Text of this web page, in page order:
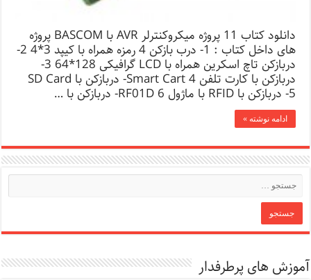
دانلود کتاب 11 پروژه میکروکنترلر AVR با BASCOM پروژه
های داخل کتاب : 1- درب بازکن 4 رمزه همراه با کیپد 3*4 2-
دربازکن تاچ اسکرین همراه با LCD گرافیکی 128*64 3-
دربازکن با کارت تلفن Smart Cart 4- دربازکن با SD Card
5- دربازکن با RFID با ماژول RF01D 6- دربازکن با …
ادامه نوشته »
آموزش های پرطرفدار